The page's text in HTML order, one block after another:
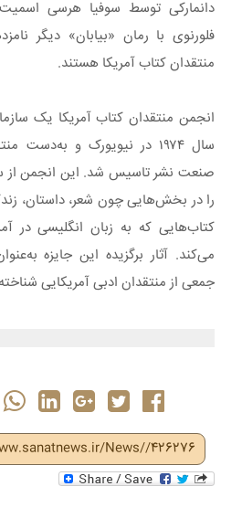
دانمارکی توسط سوفیا هرسی
فلورنوی با رمان «بیابان» دیگر
منتقدان کتاب آمریکا هستند.
انجمن منتقدان کتاب آمریکا یک
سال ۱۹۷۴ در نیویورک و
را در بخش‌هایی چون شعر، داستان،
کتاب‌هایی که به زبان انگلیسی در
می‌کند. آثار برگزیده‌ این جایزه
جمعی از منتقدان ادبی آمریکایی
News//426276